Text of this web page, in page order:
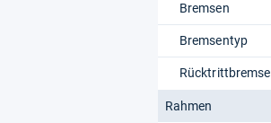
Bremsen
Bremsentyp
Rücktrittbremse
Rahmen